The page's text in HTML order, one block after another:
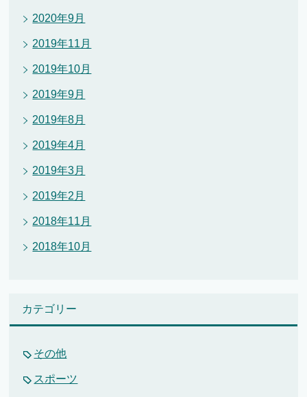
2020年9月
2019年11月
2019年10月
2019年9月
2019年8月
2019年4月
2019年3月
2019年2月
2018年11月
2018年10月
カテゴリー
その他
スポーツ